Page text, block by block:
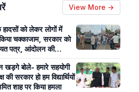
View More →
को लेकर लोगों में
चक्काजाम, सरकार को
पत्र, आंदोलन की
खड़गे बोले- हमारे सहयोगी
की सरकार हो हम विद्यार्थियों
शाह पर किया हमला